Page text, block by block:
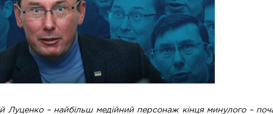
Луценко – найбільш медійний персонаж кінця минулого –